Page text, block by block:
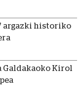
argazki historiko
Galdakaoko Kirol